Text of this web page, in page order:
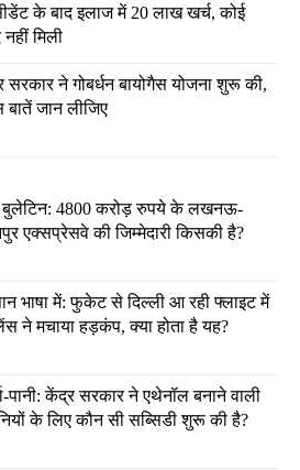
के बाद इलाज में 20 लाख खर्च, कोई
मिली
सरकार ने गोबर्धन बायोगैस योजना शुरू की,
बातें जान लीजिए
बुलेटिन: 4800 करोड़ रुपये के लखनऊ-
एक्सप्रेसवे की जिम्मेदारी किसकी है?
भाषा में: फुकेट से दिल्ली आ रही फ्लाइट में
ने मचाया हड़कंप, क्या होता है यह?
पानी: केंद्र सरकार ने एथेनॉल बनाने वाली
के लिए कौन सी सब्सिडी शुरू की है?